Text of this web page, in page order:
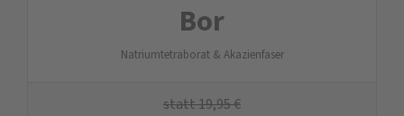
Bor
Natriumtetraborat & Akazienfaser
statt19,95€